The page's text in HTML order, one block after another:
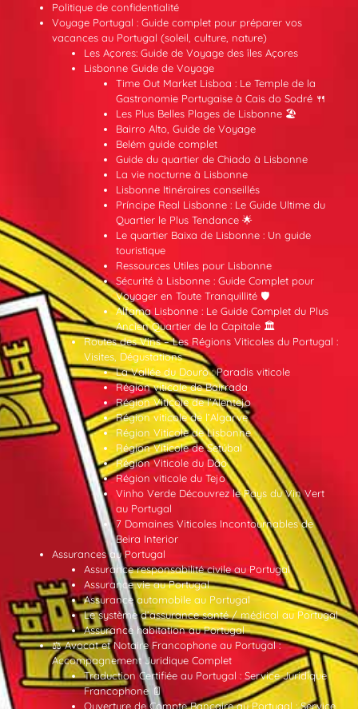
Politique de confidentialité
Voyage Portugal : Guide complet pour préparer vos
vacances au Portugal (soleil, culture, nature)
Les Açores: Guide de Voyage des îles Açores
Lisbonne Guide de Voyage
Time Out Market Lisboa : Le Temple de la
Gastronomie Portugaise à Cais do Sodré 🍴
Les Plus Belles Plages de Lisbonne 🏖️
Bairro Alto, Guide de Voyage
Belém guide complet
Guide du quartier de Chiado à Lisbonne
La vie nocturne à Lisbonne
Lisbonne Itinéraires conseillés
Príncipe Real Lisbonne : Le Guide Ultime du
Quartier le Plus Tendance 🌟
Le quartier Baixa de Lisbonne : Un guide
touristique
Ressources Utiles pour Lisbonne
Sécurité à Lisbonne : Guide Complet pour
Voyager en Toute Tranquillité 🛡️
Alfama Lisbonne : Le Guide Complet du Plus
Ancien Quartier de la Capitale 🏛️
Routes des Vins – Les Régions Viticoles du Portugal :
Visites, Dégustations
La Vallée du Douro : Paradis viticole
Région viticole de Bairrada
Région Viticole de l’Alentejo
Région viticole de l’Algarve
Région Viticole de Lisbonne
Région Viticole de Setúbal
Région Viticole du Dão
Région viticole du Tejo
Vinho Verde Découvrez le Pays du Vin Vert
au Portugal
7 Domaines Viticoles Incontournables de
Beira Interior
Assurances au Portugal
Assurance responsabilité civile au Portugal
Assurance vie au Portugal
Assurance automobile au Portugal
Le système d’assurance santé / médical au Portugal
Assurance habitation au Portugal
⚖️ Avocat et Notaire Francophone au Portugal :
Accompagnement Juridique Complet
Traduction Certifiée au Portugal : Service Juridique
Francophone 📄
Ouverture de Compte Bancaire au Portugal : Service